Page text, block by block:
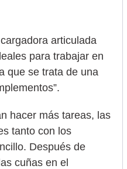
articulada
para trabajar en
que se trata de una
hacer más tareas, las
tanto con los
Después de
cuñas en el